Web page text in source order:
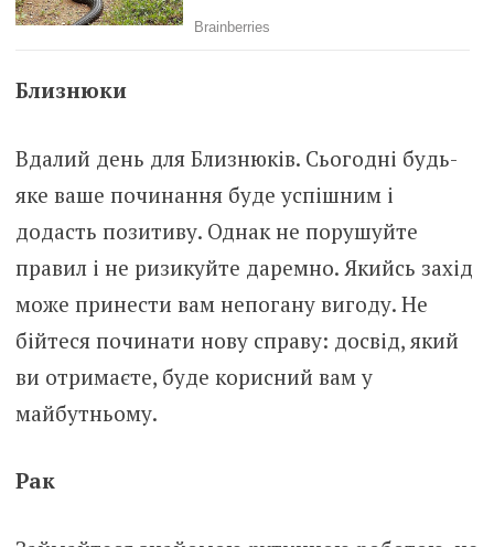
Близнюки
Вдалий день для Близнюків. Сьогодні будь-
яке ваше починання буде успішним і
додасть позитиву. Однак не порушуйте
правил і не ризикуйте даремно. Якийсь захід
може принести вам непогану вигоду. Не
бійтеся починати нову справу: досвід, який
ви отримаєте, буде корисний вам у
майбутньому.
Рак